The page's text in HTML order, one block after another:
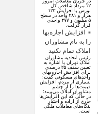
۱۲ مرداد شاخص کل
بورس با افزایش ۱۲۳
هزار و ۲۸۱ واحد در سطح
۵ میلیون و ۲۷۷ واحدی
قرار گرفت.
افزایش اجاره‌بها
را به نام مشاوران
املاک تمام نکنید
رئیس اتحادیه مشاوران
املاک تهران با اشاره به
تعیین سقف ۲۵ درصدی
برای افزایش اجاره‌بهای
واحد‌های مسکونی گفت:
بسیاری از مردم، افزایش
قیمت‌ها را از چشم
مشاوران املاک می‌بینند؛
در حالی که این افزایش‌ها
خارج از اراده و اختیار
بنگاه‌های معاملات ملکی
است.